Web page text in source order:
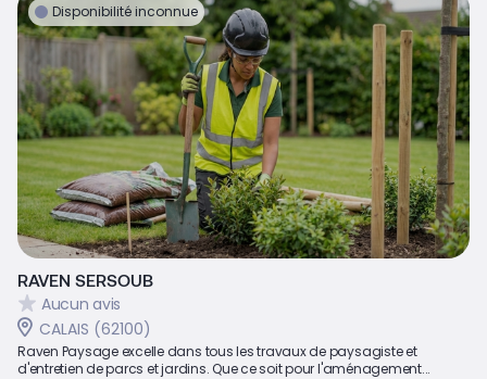
Disponibilité inconnue
RAVEN SERSOUB
Aucun avis
CALAIS (62100)
Raven Paysage excelle dans tous les travaux de paysagiste et
d'entretien de parcs et jardins. Que ce soit pour l'aménagement...